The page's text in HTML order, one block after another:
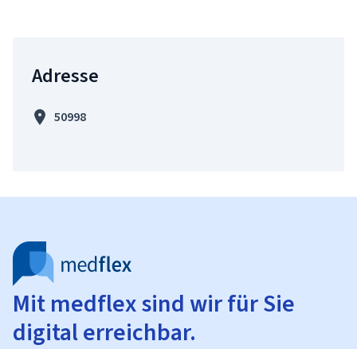
Adresse
50998
Mit medflex sind wir für Sie
digital erreichbar.